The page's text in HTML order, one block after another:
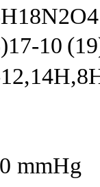
-10
mmHg